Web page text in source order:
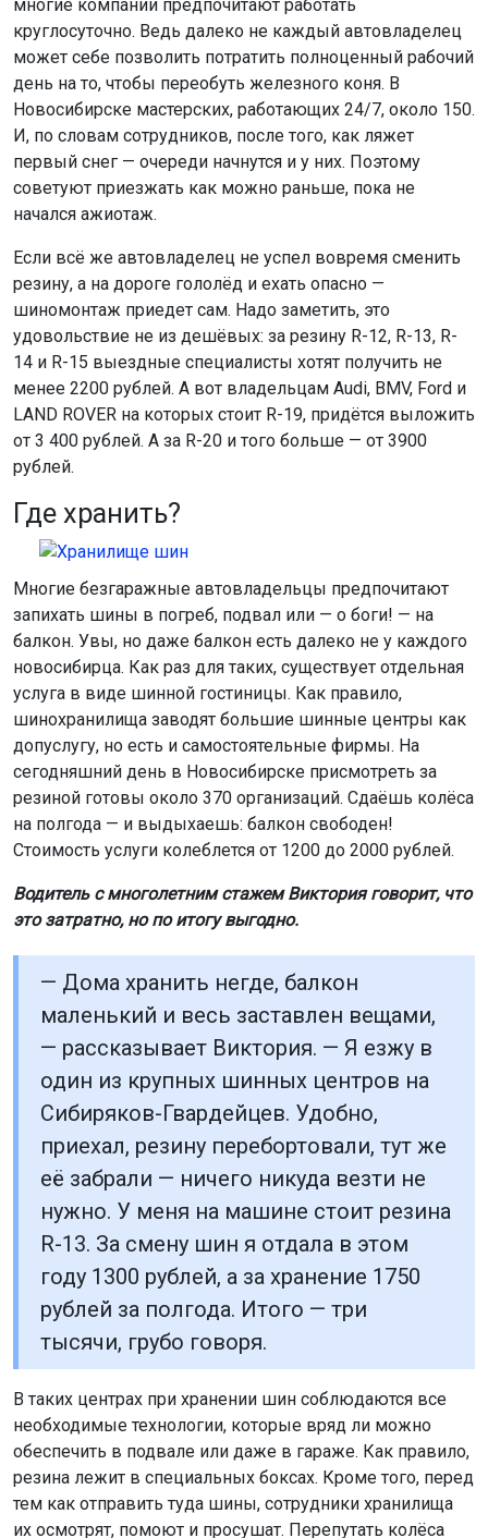
многие компании предпочитают работать
круглосуточно. Ведь далеко не каждый автовладелец
может себе позволить потратить полноценный рабочий
день на то, чтобы переобуть железного коня. В
Новосибирске мастерских, работающих 24/7, около 150.
И, по словам сотрудников, после того, как ляжет
первый снег — очереди начнутся и у них. Поэтому
советуют приезжать как можно раньше, пока не
начался ажиотаж.
Если всё же автовладелец не успел вовремя сменить
резину, а на дороге гололёд и ехать опасно —
шиномонтаж приедет сам. Надо заметить, это
удовольствие не из дешёвых: за резину R-12, R-13, R-
14 и R-15 выездные специалисты хотят получить не
менее 2200 рублей. А вот владельцам Audi, BMV, Ford и
LAND ROVER на которых стоит R-19, придётся выложить
от 3 400 рублей. А за R-20 и того больше — от 3900
рублей.
Где хранить?
Многие безгаражные автовладельцы предпочитают
запихать шины в погреб, подвал или — о боги! — на
балкон. Увы, но даже балкон есть далеко не у каждого
новосибирца. Как раз для таких, существует отдельная
услуга в виде шинной гостиницы. Как правило,
шинохранилища заводят большие шинные центры как
допуслугу, но есть и самостоятельные фирмы. На
сегодняшний день в Новосибирске присмотреть за
резиной готовы около 370 организаций. Сдаёшь колёса
на полгода — и выдыхаешь: балкон свободен!
Стоимость услуги колеблется от 1200 до 2000 рублей.
Водитель с многолетним стажем Виктория говорит, что
это затратно, но по итогу выгодно.
— Дома хранить негде, балкон
маленький и весь заставлен вещами,
— рассказывает Виктория. — Я езжу в
один из крупных шинных центров на
Сибиряков-Гвардейцев. Удобно,
приехал, резину перебортовали, тут же
её забрали — ничего никуда везти не
нужно. У меня на машине стоит резина
R-13. За смену шин я отдала в этом
году 1300 рублей, а за хранение 1750
рублей за полгода. Итого — три
тысячи, грубо говоря.
В таких центрах при хранении шин соблюдаются все
необходимые технологии, которые вряд ли можно
обеспечить в подвале или даже в гараже. Как правило,
резина лежит в специальных боксах. Кроме того, перед
тем как отправить туда шины, сотрудники хранилища
их осмотрят, помоют и просушат. Перепутать колёса